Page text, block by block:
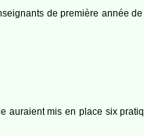
de première année
mis en place six